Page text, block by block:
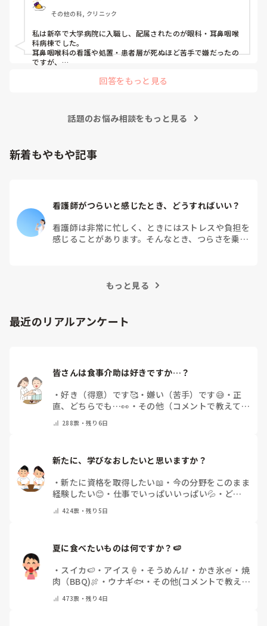
その他の科, クリニック
私は新卒で大学病院に入職し、配属されたのが眼科・耳鼻咽喉
科病棟でした。
耳鼻咽喉科の看護や処置・患者層が死ぬほど苦手で嫌だったの
ですが、
異動の声がかかる前に眼科クリニックに転職しました。
回答をもっと見る
話題のお悩み相談をもっと見る
新着もやもや記事
看護師がつらいと感じたとき、どうすればいい？
看護師は非常に忙しく、ときにはストレスや負担を
感じることがあります。そんなとき、つらさを乗り
もっと見る
最近のリアルアンケート
皆さんは食事介助は好きですか…？
・好き（得意）です🥰・嫌い（苦手）です😅 ・ 正
直、どちらでも…👀 ・ その他（コメントで教えてく
288票・残り6日
新たに、学びなおしたいと思いますか？
・新たに資格を取得したい📖 ・ 今の分野をこのまま
経験したい😊 ・ 仕事でいっぱいいっぱい💦 ・ どん
教えてください）
424票・残り5日
夏に食べたいものは何ですか？🍉
・ スイカ🍉 ・ アイス🍦 ・ そうめん🥢 ・ かき氷🍧 ・ 焼
肉（BBQ)🍖 ・ ウナギ🐟 ・ その他(コメントで教え
473票・残り4日